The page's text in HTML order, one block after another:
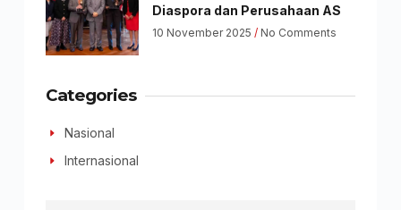
Diaspora dan Perusahaan AS
10 November 2025 No Comments
Categories
Nasional
Internasional